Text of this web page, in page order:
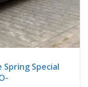
Spring Special